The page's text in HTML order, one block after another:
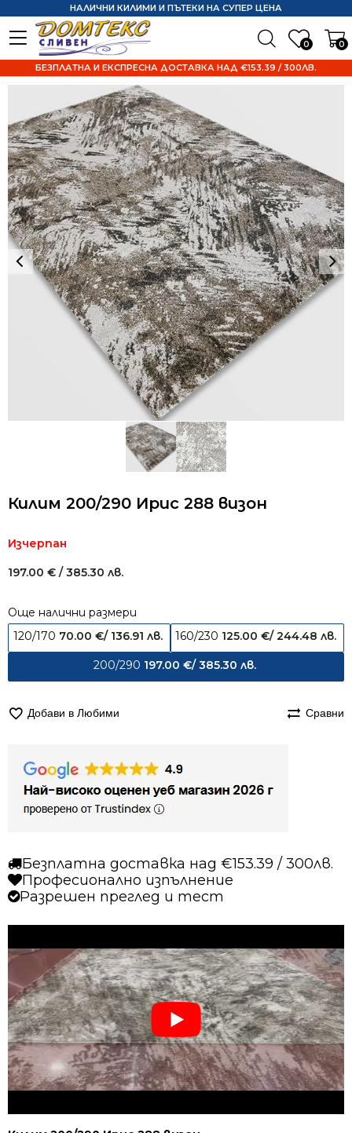
0 0
НАЛИЧНИ КИЛИМИ И ПЪТЕКИ НА СУПЕР ЦЕНА
БЕЗПЛАТНА И ЕКСПРЕСНА ДОСТАВКА НАД €153.39 / 300ЛВ.
Килим 200/290 Ирис 288 визон
Изчерпан
197.00 € / 385.30 лв.
Още налични размери
120/170 70.00 €/ 136.91 лв. 160/230 125.00€/ 244.48 лв.
200/290 197.00 €/ 385.30 лв.
Добави в Любими Сравни
Безплатна доставка над €153.39 / 300лв.
Професионално изпълнение
Разрешен преглед и тест